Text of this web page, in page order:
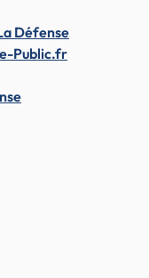
Défense
Public.fr